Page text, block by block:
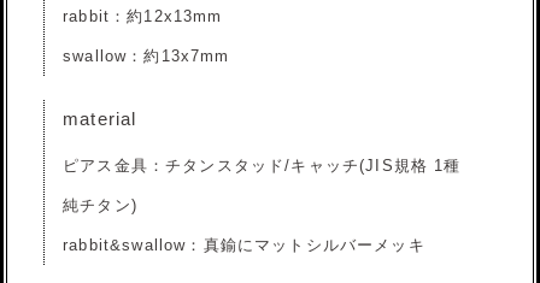
rabbit：約12x13mm
swallow：約13x7mm
material
ピアス金具：チタンスタッド/キャッチ(JIS規格 1種
純チタン)
rabbit&swallow：真鍮にマットシルバーメッキ